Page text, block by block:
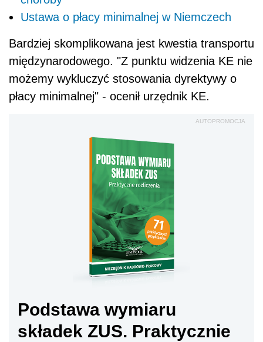
Ustawa o płacy minimalnej w Niemczech
Bardziej skomplikowana jest kwestia transportu
międzynarodowego. "Z punktu widzenia KE nie
możemy wykluczyć stosowania dyrektywy o
płacy minimalnej" - ocenił urzędnik KE.
AUTOPROMOCJA
Podstawa wymiaru
składek ZUS. Praktycznie